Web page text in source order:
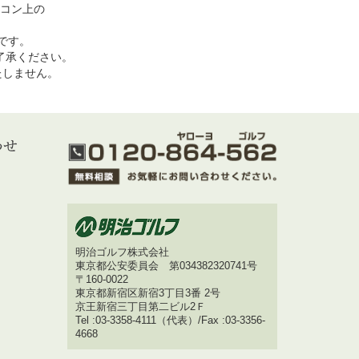
ン上の
。
ください。
ません。
明治ゴルフ株式会社
東京都公安委員会 第034382320741号
〒160-0022
東京都新宿区新宿3丁目3番 2号
京王新宿三丁目第二ビル2Ｆ
Tel :03-3358-4111（代表）/Fax :03-3356-
4668